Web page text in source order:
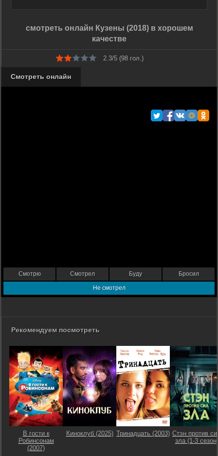
смотреть онлайн Кузены (2018) в хорошем
качестве
2.3/5 (98 гол.)
Смотреть онлайн
Смотрю Смотрел Буду Бросил
Не смотрел
Рекомендуем посмотреть
В гости к
Робинсонам
(2007)
Киноклуб (2025) Тринадцать (2003) Стэн против
зла (1-3 сезон)